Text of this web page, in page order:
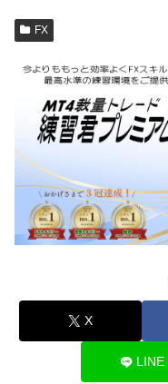
FX
X
LINE